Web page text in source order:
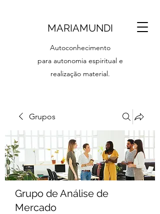
MARIAMUNDI
Autoconhecimento
para autonomia espiritual e
realização material.
Grupos
Grupo de Análise de
Mercado